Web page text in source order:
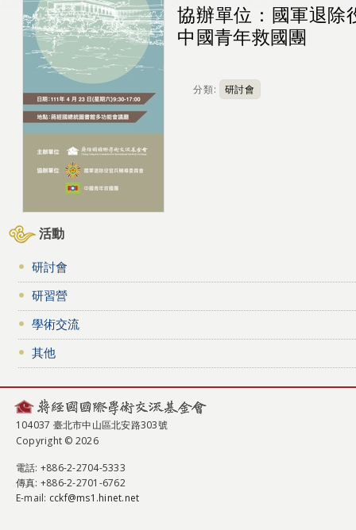
協辦單位：國軍退除
中國青年救國團
分類: 研討會
活動
研討會
研習營
學術交流
其他
104037 臺北市中山區北安路303號
Copyright © 2026
電話: +886-2-2704-5333
傳真: +886-2-2701-6762
E-mail: cckf@ms1.hinet.net